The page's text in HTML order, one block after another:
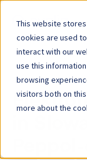
This website
cookies are used
interact with our
use this
browsing
visitors both on
more about the
SLOWAKIJE —
in